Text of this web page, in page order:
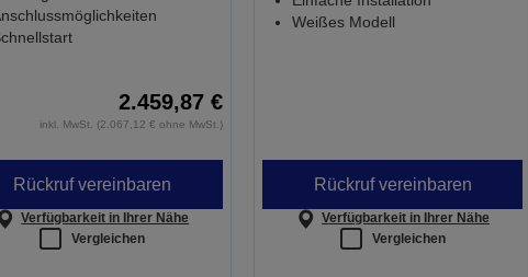
2.459,87 €
inkl. MwSt. (2.067,12 € ohne MwSt.)
Rückruf vereinbaren
Verfügbarkeit in Ihrer Nähe
Vergleichen
Weißes Modell
Rückruf vereinbaren
Verfügbarkeit in Ihrer Nähe
Vergleichen